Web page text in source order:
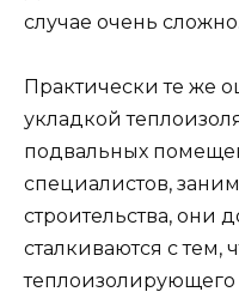
случае очень сложно.
Практически те же
укладкой
подвальных
специалистов,
строительства, они
сталкиваются с тем,
теплоизолирующего